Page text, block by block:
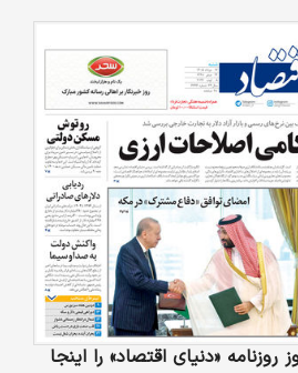
«دنیای‌ اقتصاد» را اینجا